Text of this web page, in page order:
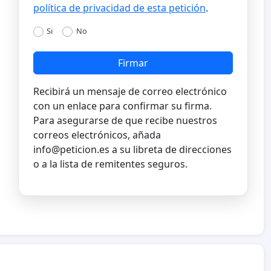
política de privacidad de esta petición.
Si No
Firmar
Recibirá un mensaje de correo electrónico
con un enlace para confirmar su firma.
Para asegurarse de que recibe nuestros
correos electrónicos, añada
info@peticion.es a su libreta de direcciones
o a la lista de remitentes seguros.